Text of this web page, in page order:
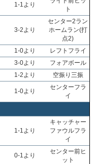
1-1より
ト
3-2より
センター2ラン
ホームラン(打
点2)
1-0より
レフトフライ
3-0より
フォアボール
1-2より 空振り三振
1-0より
センターフラ
イ
1-1より
キャッチャー
ファウルフラ
イ
0-1より
センター前ヒ
ット